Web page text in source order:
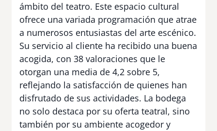
ámbito del teatro. Este espacio cultural
ofrece una variada programación que atrae
a numerosos entusiastas del arte escénico.
Su servicio al cliente ha recibido una buena
acogida, con 38 valoraciones que le
otorgan una media de 4,2 sobre 5,
reflejando la satisfacción de quienes han
disfrutado de sus actividades. La bodega
no solo destaca por su oferta teatral, sino
también por su ambiente acogedor y